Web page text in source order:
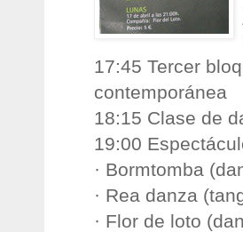
17:45 Tercer
contemporánea
18:15 Clase de
19:00
· Bormtomba
· Rea danza
· Flor de loto